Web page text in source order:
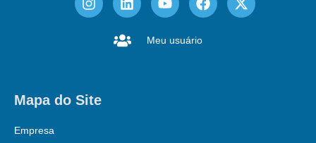
Meu usuário
Mapa do Site
Empresa